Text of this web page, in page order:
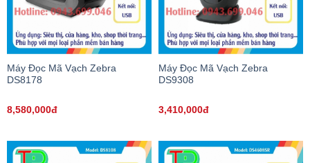
Máy Đọc Mã Vạch Zebra
DS8178
8,580,000đ
Máy Đọc Mã Vạch Zebra
DS9308
3,410,000đ